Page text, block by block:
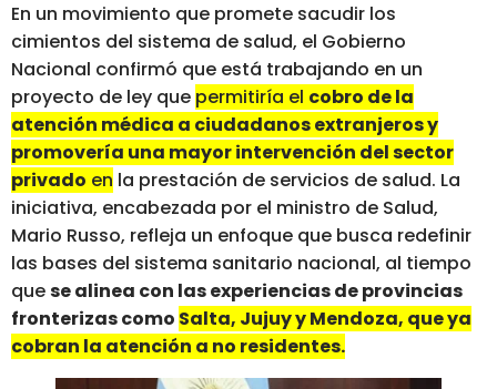
En un movimiento que promete sacudir los
cimientos del sistema de salud, el Gobierno
Nacional confirmó que está trabajando en un
proyecto de ley que permitiría el cobro de la
atención médica a ciudadanos extranjeros y
promovería una mayor intervención del sector
privado en la prestación de servicios de salud. La
iniciativa, encabezada por el ministro de Salud,
Mario Russo, refleja un enfoque que busca redefinir
las bases del sistema sanitario nacional, al tiempo
quese alinea con las experiencias de provincias
fronterizas como Salta, Jujuy y Mendoza, que ya
cobran la atención a no residentes.